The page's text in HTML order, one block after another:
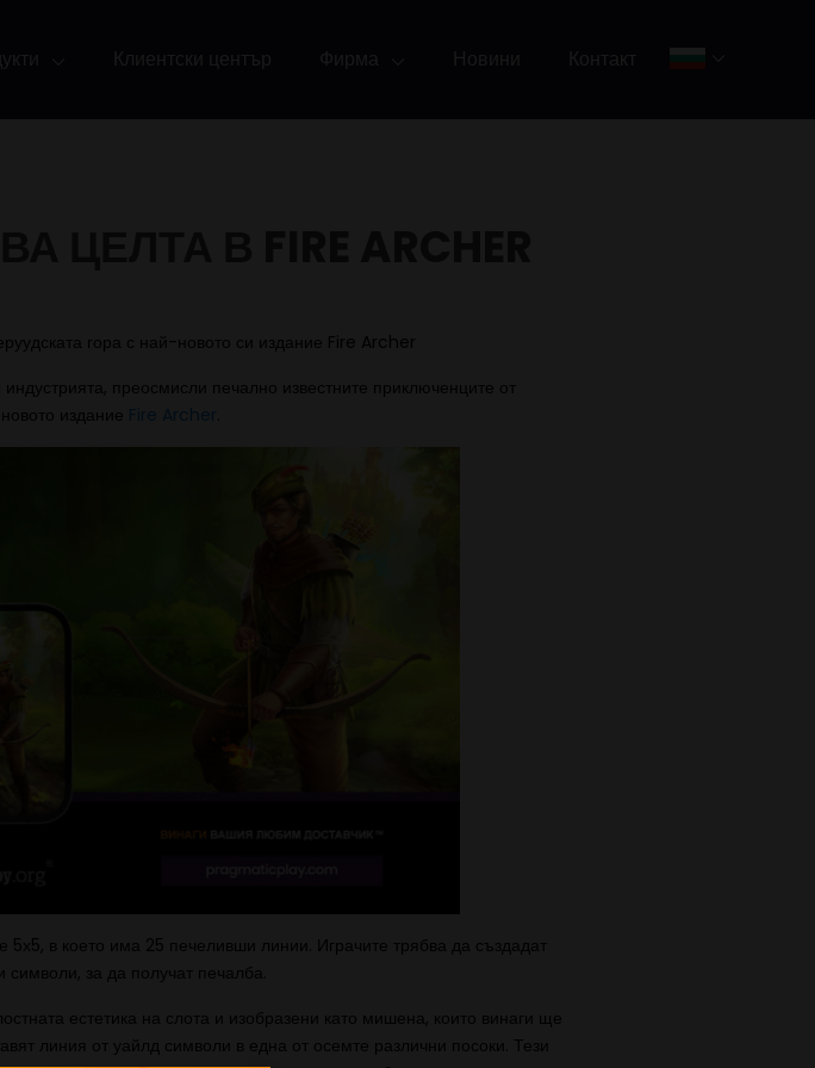
гора с най-новото си издание Fire Archer
преосмисли печално известните приключенците от
издание Fire Archer
в което има 25 печеливши линии. Играчите трябва да създадат
за да получат печалба.
естетика на слота и изобразени като мишена, които винаги ще
линия от уайлд символи в една от осемте различни посоки. Тези